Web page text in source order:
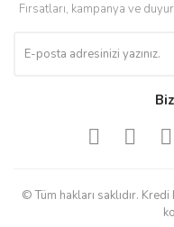
Fırsatları, kampanya ve
© Tüm hakları saklıdır.